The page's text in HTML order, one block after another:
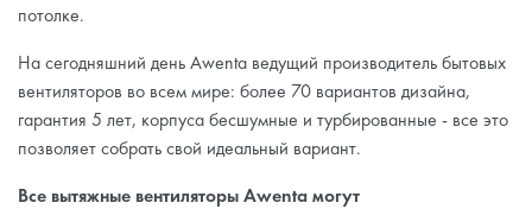
потолке.
На сегодняшний день Awenta ведущий производитель бытовых
вентиляторов во всем мире: более 70 вариантов дизайна,
гарантия 5 лет, корпуса бесшумные и турбированные - все это
позволяет собрать свой идеальный вариант.
Все вытяжные вентиляторы Awenta могут